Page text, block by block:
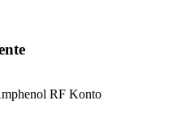
RF Konto